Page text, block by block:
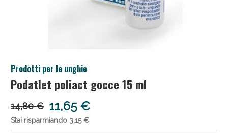
Prodotti per le unghie
Podatlet poliact gocce 15 ml
14,80 € 11,65 €
Stai risparmiando 3,15 €
Salini e Multivitaminici: oggi Sconto extra fino al